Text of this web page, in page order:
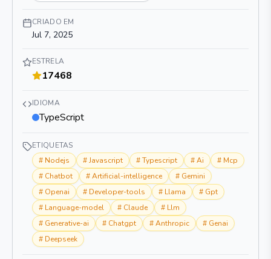
CRIADO EM
Jul 7, 2025
ESTRELA
17468
IDIOMA
TypeScript
ETIQUETAS
# Nodejs #Javascript #Typescript #Ai # Mcp
# Chatbot #Artificial-intelligence # Gemini
# Openai # Developer-tools # Llama # Gpt
# Language-model # Claude # Llm
# Generative-ai # Chatgpt #Anthropic # Genai
# Deepseek